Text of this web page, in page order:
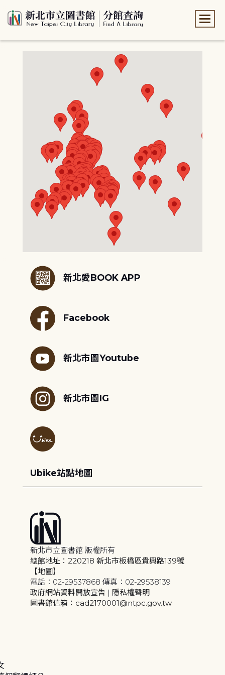
新北愛BOOK APP
Facebook
新北市圖Youtube
新北市圖IG
Ubike站點地圖
新北市立圖書館 版權所有
總館地址：220218 新北市板橋區貴興路139號
【地圖】
電話：02-29537868 傳真：02-29538139
政府網站資料開放宣告 | 隱私權聲明
圖書館信箱：cad2170001@ntpc.gov.tw